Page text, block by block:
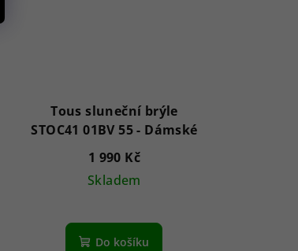
Tous sluneční brýle
STOC41 01BV 55 - Dámské
1 990 Kč
Skladem
Do košíku